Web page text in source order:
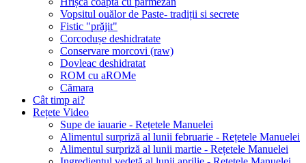
Vopsitul ouălor de Paste- tradiții si secrete
Fistic "prăjit"
Corcodușe deshidratate
Conservare morcovi (raw)
Dovleac deshidratat
ROM cu aROMe
Cămara
Cât timp ai?
Rețete Video
Supe de iauarie - Rețetele Manuelei
Alimentul surpriză al lunii februarie - Rețetele Manuelei
Alimentul surpriză al lunii martie - Rețetele Manuelei